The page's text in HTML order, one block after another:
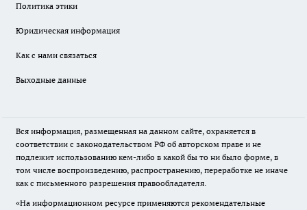
Политика этики
Юридическая информация
Как с нами связаться
Выходные данные
Вся информация, размещенная на данном сайте, охраняется в
соответствии с законодательством РФ об авторском праве и не
подлежит использованию кем-либо в какой бы то ни было форме, в
том числе воспроизведению, распространению, переработке не иначе
как с письменного разрешения правообладателя.
«На информационном ресурсе применяются рекомендательные